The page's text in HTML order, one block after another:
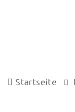
Startseite